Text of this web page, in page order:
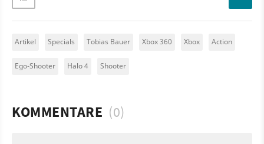
Artikel Specials Tobias Bauer Xbox 360 Xbox Action
Ego-Shooter Halo 4 Shooter
KOMMENTARE (0)